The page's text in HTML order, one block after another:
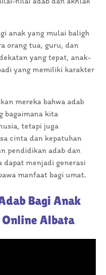
anak yang mulai baligh
orang tua, guru, dan
yang tepat, anak-
yang memiliki karakter
mereka bahwa adab
bagaimana kita
tetapi juga
cinta dan kepatuhan
dapat menjadi generasi
manfaat bagi umat.
Bagi Anak
Online Albata